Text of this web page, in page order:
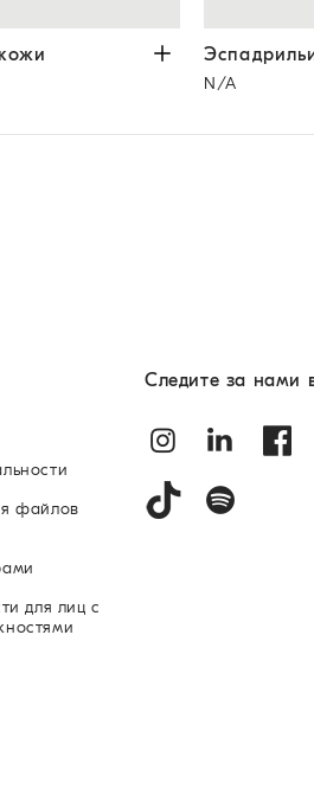
Светло-Коричневый
N/A
файлов
для лиц с
Следите за нами